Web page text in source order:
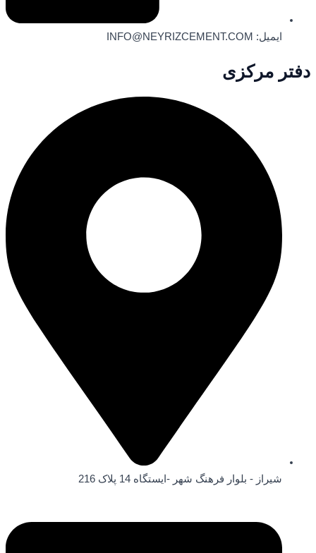
ایمیل: INFO@NEYRIZCEMENT.COM
دفتر مرکزی
شیراز - بلوار فرهنگ شهر -ایستگاه 14 پلاک 216